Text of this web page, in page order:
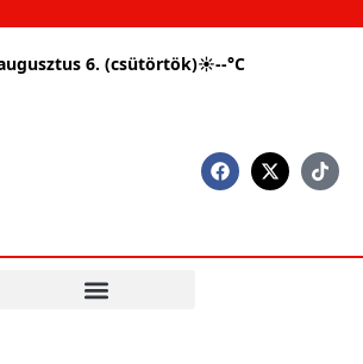
6. (csütörtök)☀--°C